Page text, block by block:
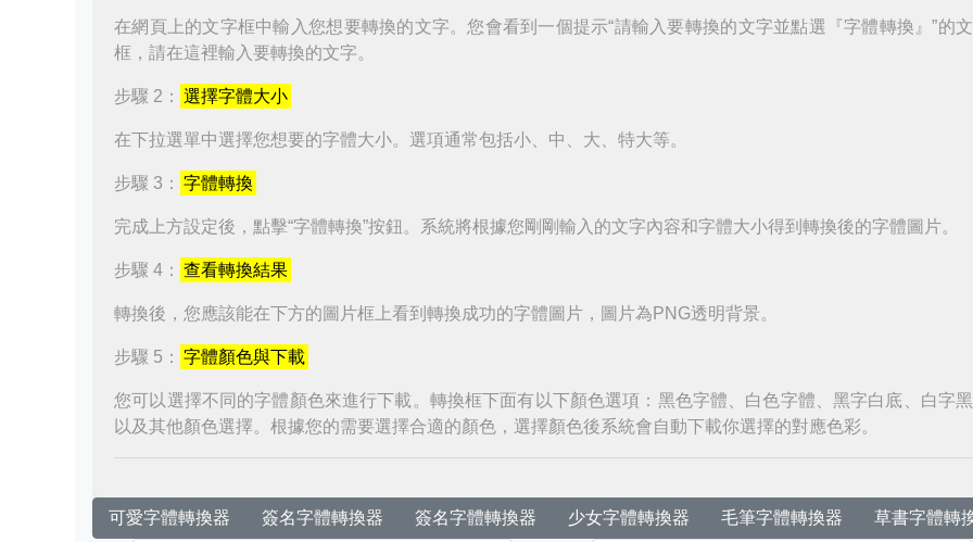
在網頁上的文字框中輸入您想要轉換的文字。您會看到一個提示“請輸入要轉換的文字並點選『字體轉換』”的
框，請在這裡輸入要轉換的文字。
步驟 2： 選擇字體大小
在下拉選單中選擇您想要的字體大小。選項通常包括小、中、大、特大等。
步驟 3： 字體轉換
完成上方設定後，點擊“字體轉換”按鈕。系統將根據您剛剛輸入的文字內容和字體大小得到轉換後的字體圖片。
步驟 4： 查看轉換結果
轉換後，您應該能在下方的圖片框上看到轉換成功的字體圖片，圖片為PNG透明背景。
步驟 5： 字體顏色與下載
您可以選擇不同的字體顏色來進行下載。轉換框下面有以下顏色選項：黑色字體、白色字體、黑字白底、白字
以及其他顏色選擇。根據您的需要選擇合適的顏色，選擇顏色後系統會自動下載你選擇的對應色彩。
可愛字體轉換器 簽名字體轉換器 簽名字體轉換器 少女字體轉換器 毛筆字體轉換器 草書字體轉